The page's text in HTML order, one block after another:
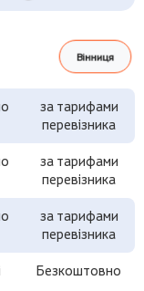
Вінниця
за тарифами
перевізника
за тарифами
перевізника
за тарифами
перевізника
Безкоштовно